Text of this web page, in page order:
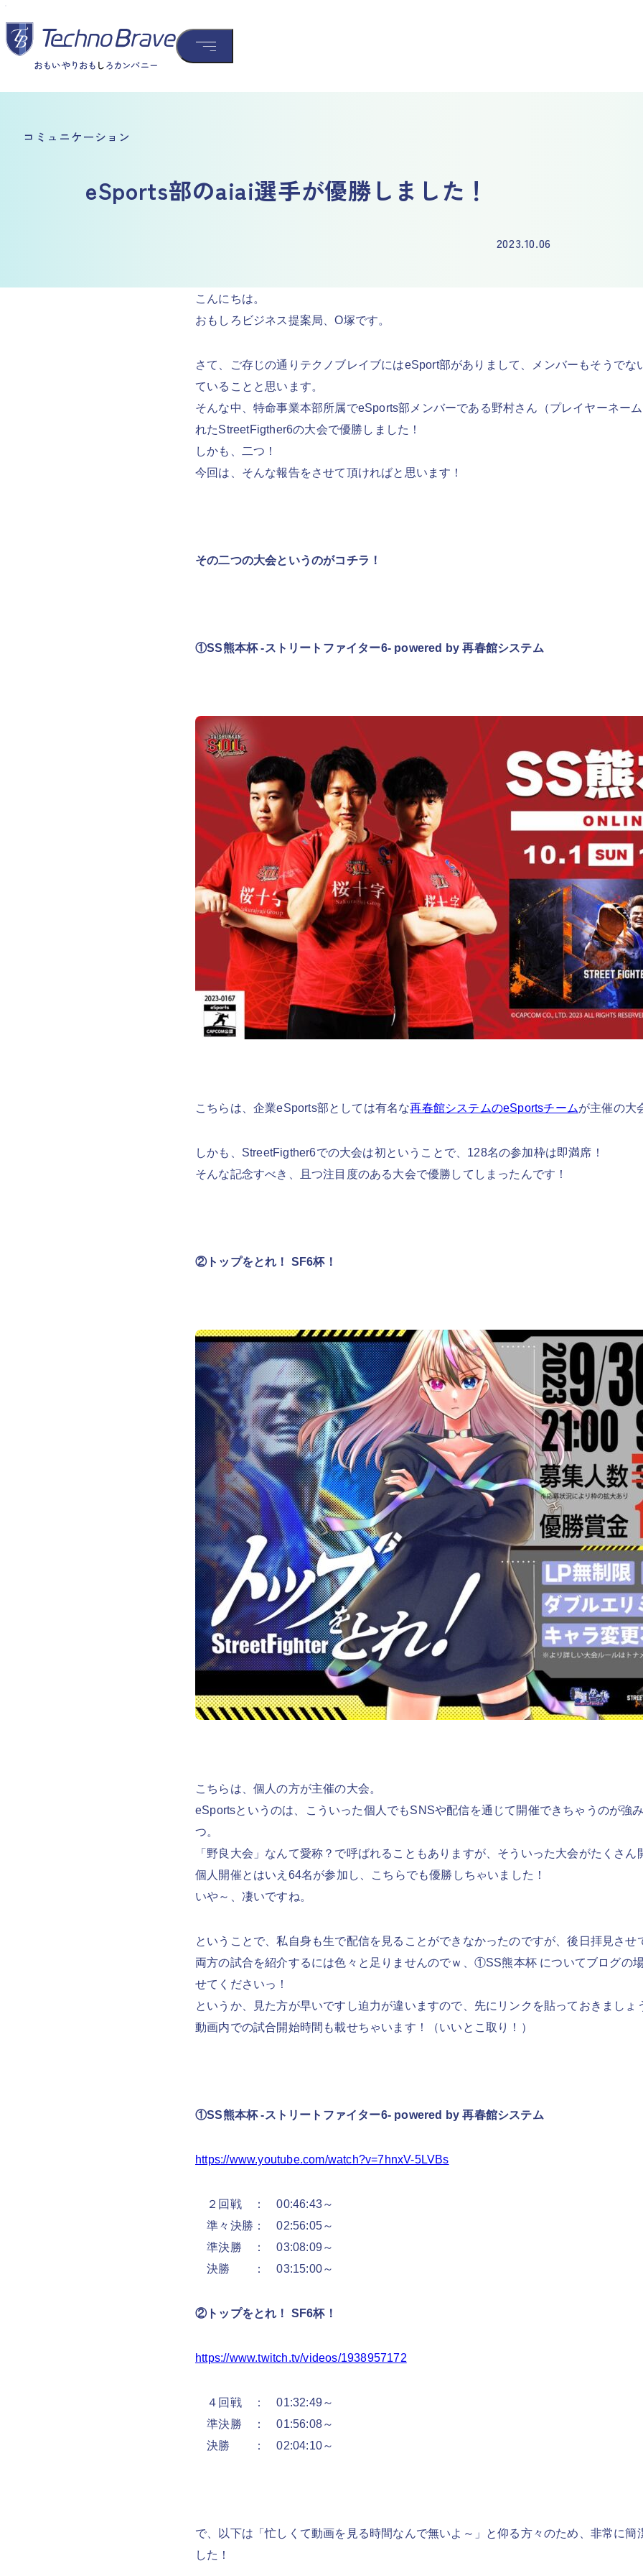
コミュニケーション
eSports部のaiai選手が優勝しました！
2023.10.06
こんにちは。
おもしろビジネス提案局、O塚です。
さて、ご存じの通りテクノブレイブにはeSport部がありまして、メンバーもそうでな
ていることと思います。
そんな中、特命事業本部所属でeSports部メンバーである野村さん（プレイヤーネー
れたStreetFigther6の大会で優勝しました！
しかも、二つ！
今回は、そんな報告をさせて頂ければと思います！
その二つの大会というのがコチラ！
①SS熊本杯 -ストリートファイター6- powered by 再春館システム
こちらは、企業eSports部としては有名な再春館システムのeSportsチームが主催の大
しかも、StreetFigther6での大会は初ということで、128名の参加枠は即満席！
そんな記念すべき、且つ注目度のある大会で優勝してしまったんです！
②トップをとれ！ SF6杯！
こちらは、個人の方が主催の大会。
eSportsというのは、こういった個人でもSNSや配信を通じて開催できちゃうのが強
つ。
「野良大会」なんて愛称？で呼ばれることもありますが、そういった大会がたくさ
個人開催とはいえ64名が参加し、こちらでも優勝しちゃいました！
いや～、凄いですね。
ということで、私自身も生で配信を見ることができなかったのですが、後日拝見させ
両方の試合を紹介するには色々と足りませんのでｗ、①SS熊本杯 についてブログの
せてくださいっ！
というか、見た方が早いですし迫力が違いますので、先にリンクを貼っておきましょ
動画内での試合開始時間も載せちゃいます！（いいとこ取り！）
①SS熊本杯 -ストリートファイター6- powered by 再春館システム
https://www.youtube.com/watch?v=7hnxV-5LVBs
２回戦 ： 00:46:43～
準々決勝： 02:56:05～
準決勝 ： 03:08:09～
決勝 ： 03:15:00～
②トップをとれ！ SF6杯！
https://www.twitch.tv/videos/1938957172
４回戦 ： 01:32:49～
準決勝 ： 01:56:08～
決勝 ： 02:04:10～
で、以下は「忙しくて動画を見る時間なんで無いよ～」と仰る方々のため、非常に簡
した！